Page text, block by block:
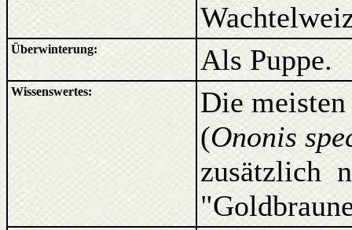
Überwinterung: Als Puppe.
Wissenswertes:
Die
(Ononis
zusätzlich